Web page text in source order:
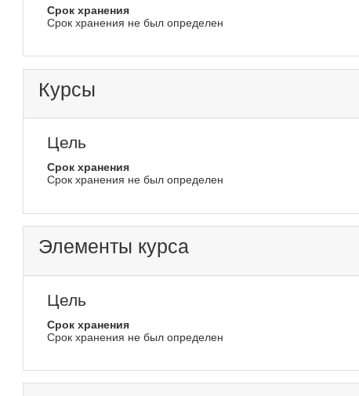
Срок хранения
Срок хранения не был определен
Курсы
Цель
Срок хранения
Срок хранения не был определен
Элементы курса
Цель
Срок хранения
Срок хранения не был определен